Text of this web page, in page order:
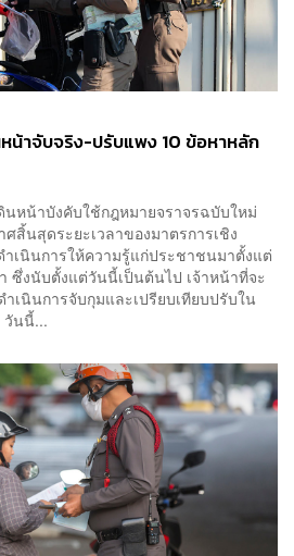
น้าจับจริง-ปรับแพง 10 ข้อหาหลัก
นหน้าบังคับใช้กฎหมายจราจรฉบับใหม่
สิ้นสุดระยะเวลาของมาตรการเชิง
เนินการให้ความรู้แก่ประชาชนมาตั้งแต่
ซึ่งนับตั้งแต่วันนี้เป็นต้นไป เจ้าหน้าที่จะ
เนินการจับกุมและเปรียบเทียบปรับใน
นนี้...